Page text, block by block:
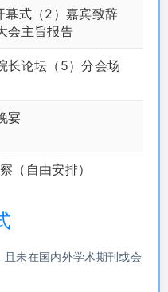
幕式（2）嘉宾致辞
会主旨报告
长论坛（5）分会场
宴
（自由安排）
未在国内外学术期刊或会